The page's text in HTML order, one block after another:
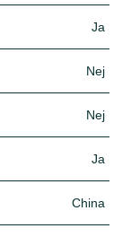
Ja
Nej
Nej
Ja
China